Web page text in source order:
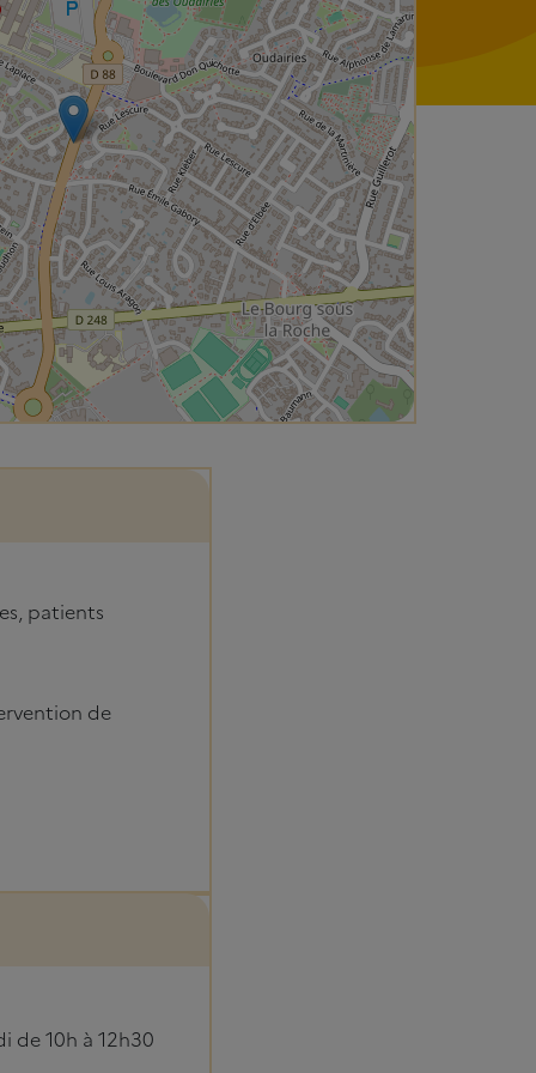
patients
de
de 10h à 12h30